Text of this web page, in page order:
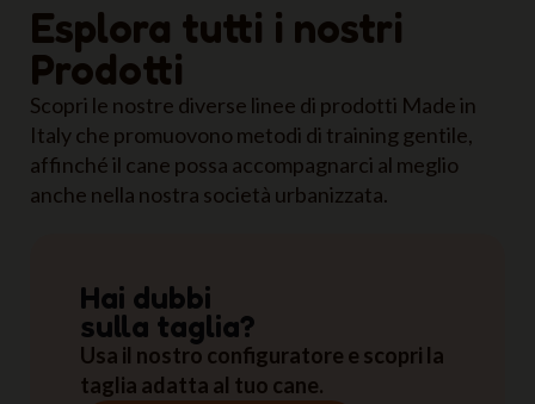
Esplora tutti i nostri
Prodotti
Scopri le nostre diverse linee di prodotti Made in
Italy che promuovono metodi di training gentile,
affinché il cane possa accompagnarci al meglio
anche nella nostra società urbanizzata.
Hai dubbi
sulla taglia?
Usa il nostro configuratore e scopri la
taglia adatta al tuo cane.